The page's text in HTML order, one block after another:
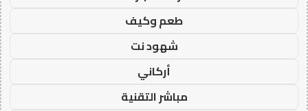
طعم وكيف
شهود نت
أركاني
مباشر التقنية